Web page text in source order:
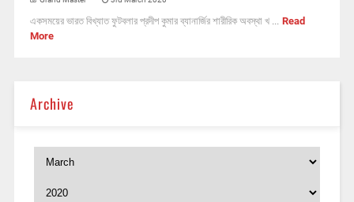
একসময়ের ভারত বিখ্যাত ফুটবলার প্রদীপ কুমার ব্যানার্জির শারীরিক অবস্থা খ ... Read
More
Archive